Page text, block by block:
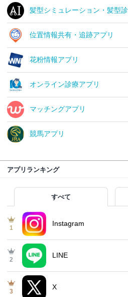
髪型シミュレーション・髪型
位置情報共有・追跡アプリ
花粉情報アプリ
オンライン診療アプリ
マッチングアプリ
競馬アプリ
アプリランキング
すべて
1
Instagram
2
LINE
3
X